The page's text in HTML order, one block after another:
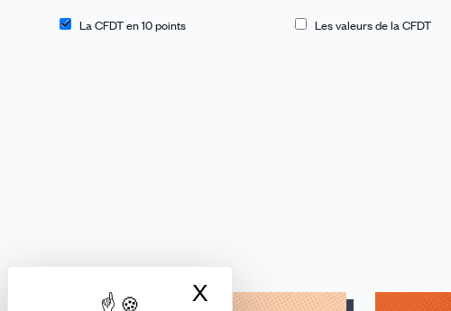
X Masquer le bandeau
La CFDT en 10 points Les valeurs de la CFDT